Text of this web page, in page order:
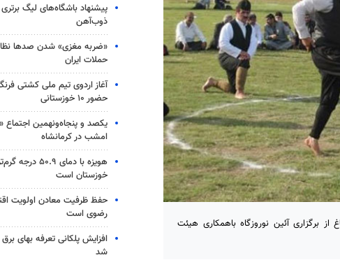
برگزاری آئین نوروزگاه باهمکاری هیئت
پیشنهاد باشگاه‌های لیگ
ذوب‌آهن
«ضربه مغزی» شدن صدها
حملات ایران
آغاز اردوی تیم ملی کشتی
حضور ۱۰ خوزستانی
یکصد و پنجاه‌ونهمین اجتماع
امشب در کرمانشاه
هویزه با دمای ۵۰.۹
خوزستان است
حفظ ظرفیت معادن اولویت
رضوی است
افزایش پلکانی تعرفه بهای
شد